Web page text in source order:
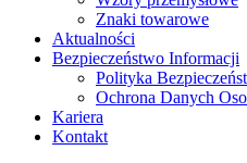
Znaki towarowe
Aktualności
Bezpieczeństwo Informacji
Polityka
Ochrona Danych
Kariera
Kontakt